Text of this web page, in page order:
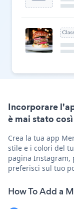
Incorporare
è mai stato
Crea la tua app
stile e i colori del
pagina Instagram,
preferisci sul tuo
How To Add a